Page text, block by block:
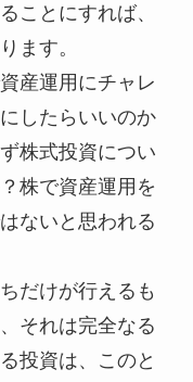
ことにすれば、
ます。
産運用にチャレ
したらいいのか
株式投資につい
株で資産運用を
ないと思われる
だけが行えるも
それは完全なる
投資は、このと